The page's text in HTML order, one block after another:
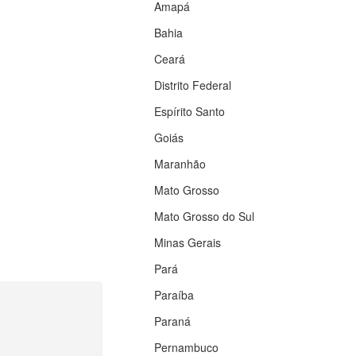
Amapá
Bahia
Ceará
Distrito Federal
Espírito Santo
Goiás
Maranhão
Mato Grosso
Mato Grosso do Sul
Minas Gerais
Pará
Paraíba
Paraná
Pernambuco